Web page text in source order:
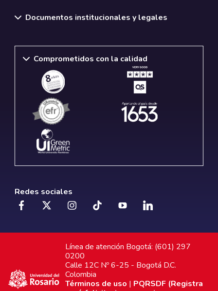
Documentos institucionales y legales
Comprometidos con la calidad
Redes sociales
Línea de atención Bogotá: (601) 297
0200
Calle 12C Nº 6-25 - Bogotá D.C.
Colombia
Términos de uso | PQRSDF (Registra